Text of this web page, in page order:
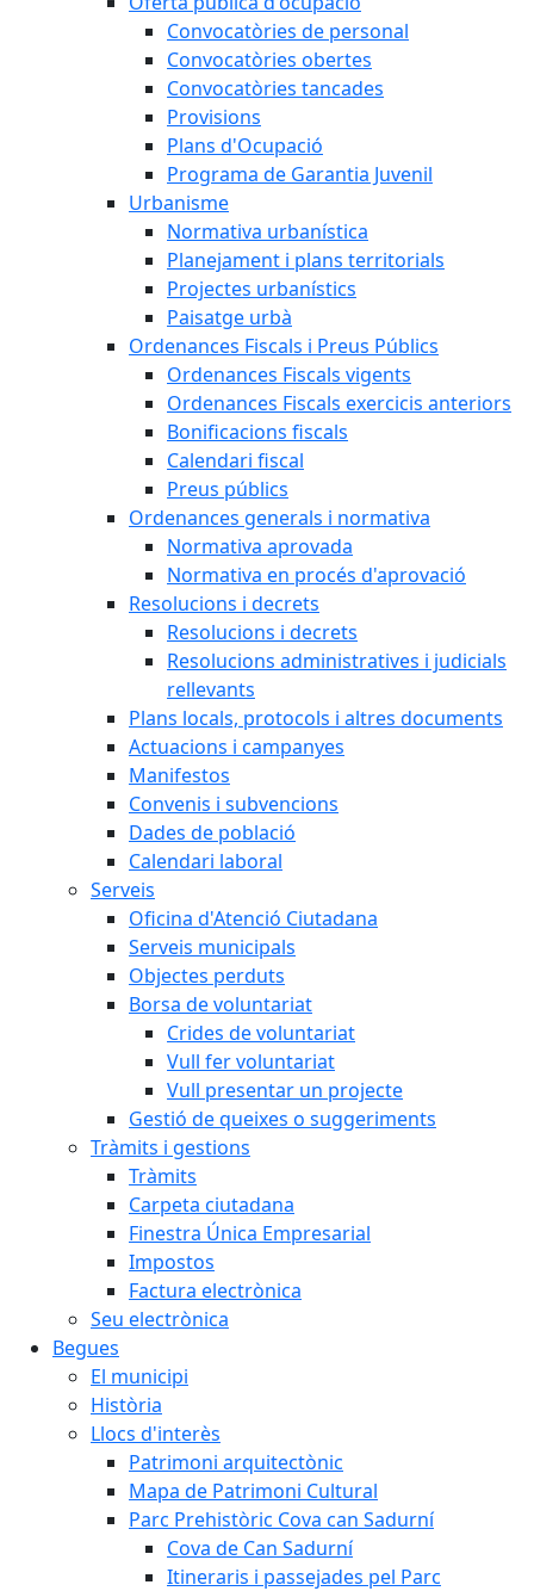
Convocatòries de personal
Convocatòries obertes
Convocatòries tancades
Provisions
Plans d'Ocupació
Programa de Garantia Juvenil
Urbanisme
Normativa urbanística
Planejament i plans territorials
Projectes urbanístics
Paisatge urbà
Ordenances Fiscals i Preus Públics
Ordenances Fiscals vigents
Ordenances Fiscals exercicis anteriors
Bonificacions fiscals
Calendari fiscal
Preus públics
Ordenances generals i normativa
Normativa aprovada
Normativa en procés d'aprovació
Resolucions i decrets
Resolucions i decrets
Resolucions administratives i judicials
rellevants
Plans locals, protocols i altres documents
Actuacions i campanyes
Manifestos
Convenis i subvencions
Dades de població
Calendari laboral
Serveis
Oficina d'Atenció Ciutadana
Serveis municipals
Objectes perduts
Borsa de voluntariat
Crides de voluntariat
Vull fer voluntariat
Vull presentar un projecte
Gestió de queixes o suggeriments
Tràmits i gestions
Tràmits
Carpeta ciutadana
Finestra Única Empresarial
Impostos
Factura electrònica
Seu electrònica
Begues
El municipi
Història
Llocs d'interès
Patrimoni arquitectònic
Mapa de Patrimoni Cultural
Parc Prehistòric Cova can Sadurní
Cova de Can Sadurní
Itineraris i passejades pel Parc